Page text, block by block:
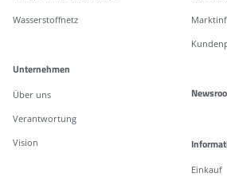
Wasserstoffnetz
Unternehmen
Über uns
Verantwortung
Vision
Einkauf